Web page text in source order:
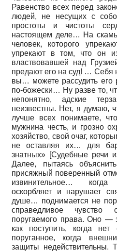
Равенство всех перед
людей, не несущих с
простоты и чистоты
настоящем деле… На
человек, которого
упрекают в том, что он
властвовавшей над
предают его на суд! … Себя
вы… можете рассудить его
по-божески… Ну разве то,
непонятно, адские
неизвестны. Нет, я думаю,
лучше всех понимаете,
мужнина честь, и грозно
хозяйство, свой очаг,
не оставляя их… для
знатных» [Судебные речи
Далее, пытаясь
присяжный поверенный
извинительное…
оскорбляет и нарушает
душе… поднимается не
справедливое
поругаемого права. Оно —
как поступить, когда
поруганное, когда
защиты недействительны.